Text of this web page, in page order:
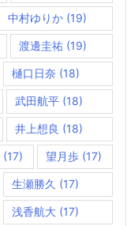
中村ゆりか (19)
渡邊圭祐 (19)
樋口日奈 (18)
武田航平 (18)
井上想良 (18)
(17) 望月歩 (17)
生瀬勝久 (17)
浅香航大(17)